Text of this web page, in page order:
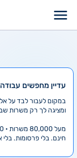
עדיין מחפשים
ומציגה לך רק משרות
מעל 80,000 משרות • 4,000 חדשות ביום
חינם. בלי פרסומות. בלי